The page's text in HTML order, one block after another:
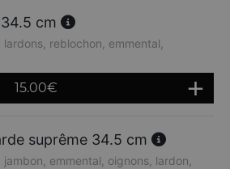
cm
reblochon, emmental,
15.00€
suprême 34.5 cm
emmental, oignons, lardon,